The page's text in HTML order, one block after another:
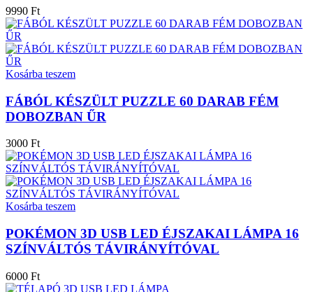
9990 Ft
Kosárba teszem
FÁBÓL KÉSZÜLT PUZZLE 60 DARAB FÉM
DOBOZBAN ŰR
3000 Ft
Kosárba teszem
POKÉMON 3D USB LED ÉJSZAKAI LÁMPA 16
SZÍNVÁLTÓS TÁVIRÁNYÍTÓVAL
6000 Ft